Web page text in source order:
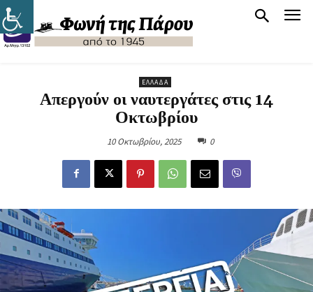
ΕΛΛΆΔΑ
Απεργούν οι ναυτεργάτες στις 14
Οκτωβρίου
10 Οκτωβρίου, 2025 0